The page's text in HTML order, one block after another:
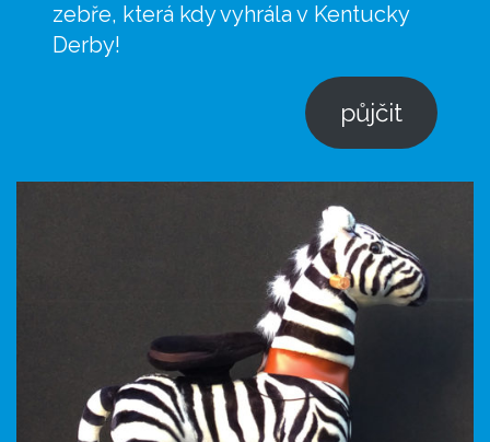
zebře, která kdy vyhrála v Kentucky
Derby!
půjčit